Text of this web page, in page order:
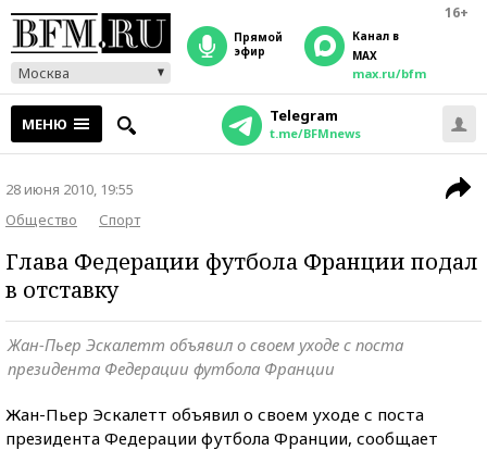
16+
Москва
прямой
эфир
Канал в
MAX
max.ru/bfm
МЕНЮ Telegram
t.me/BFMnews
28 июня 2010, 19:55
Общество
Спорт
Глава Федерации футбола Франции подал
в отставку
Жан-Пьер Эскалетт объявил о своем уходе с поста
президента Федерации футбола Франции
Жан-Пьер Эскалетт объявил о своем уходе с поста
президента Федерации футбола Франции, сообщает